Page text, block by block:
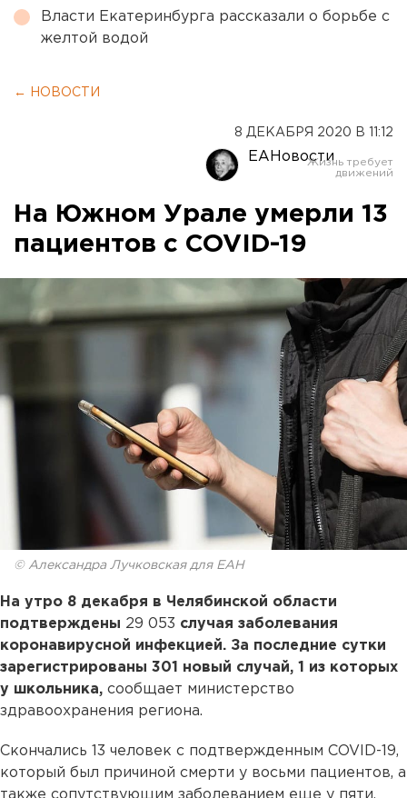
Власти Екатеринбурга рассказали о борьбе с
желтой водой
← НОВОСТИ
8 ДЕКАБРЯ 2020 В 11:12
ЕАНовости
На Южном Урале умерли 13
пациентов с COVID-19
© Александра Лучковская для ЕАН
На утро 8 декабря в Челябинской области
подтверждены 29 053 случая заболевания
коронавирусной инфекцией. За последние сутки
зарегистрированы 301 новый случай, 1 из которых
у школьника, сообщает министерство
здравоохранения региона.
Скончались 13 человек с подтвержденным COVID-19,
который был причиной смерти у восьми пациентов, а
также сопутствующим заболеванием еще у пяти.